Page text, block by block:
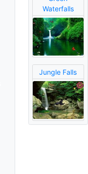
Waterfalls
Jungle Falls